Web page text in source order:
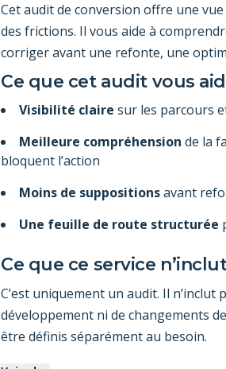
Cet audit de conversion offre une
des frictions. Il vous aide à
corriger avant une refonte, une
Ce que cet audit vous
Visibilité claire sur les parcours
Meilleure compréhension de la
bloquent l’action
Moins de suppositionsavant
Une feuille de route structurée
Ce que ce service
C’est uniquement un audit. Il n’inclut
développement ni de changements
être définis séparément au besoin.